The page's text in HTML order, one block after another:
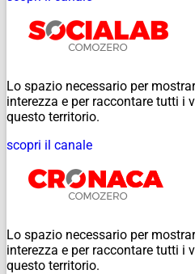
Lo spazio necessario per
interezza e per raccontare tutti i
questo territorio.
scopri il canale
Lo spazio necessario per
interezza e per raccontare tutti i
questo territorio.